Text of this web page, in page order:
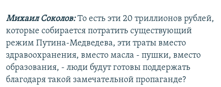
Михаил Соколов:То есть эти 20 триллионов рублей,
которые собирается потратить существующий
режим Путина-Медведева, эти траты вместо
здравоохранения, вместо масла - пушки, вместо
образования, - люди будут готовы поддержать
благодаря такой замечательной пропаганде?